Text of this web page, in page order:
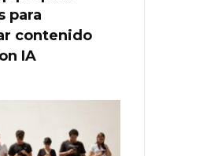
para
contenido
IA